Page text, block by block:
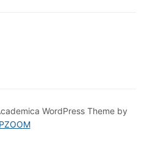
WordPress Theme by